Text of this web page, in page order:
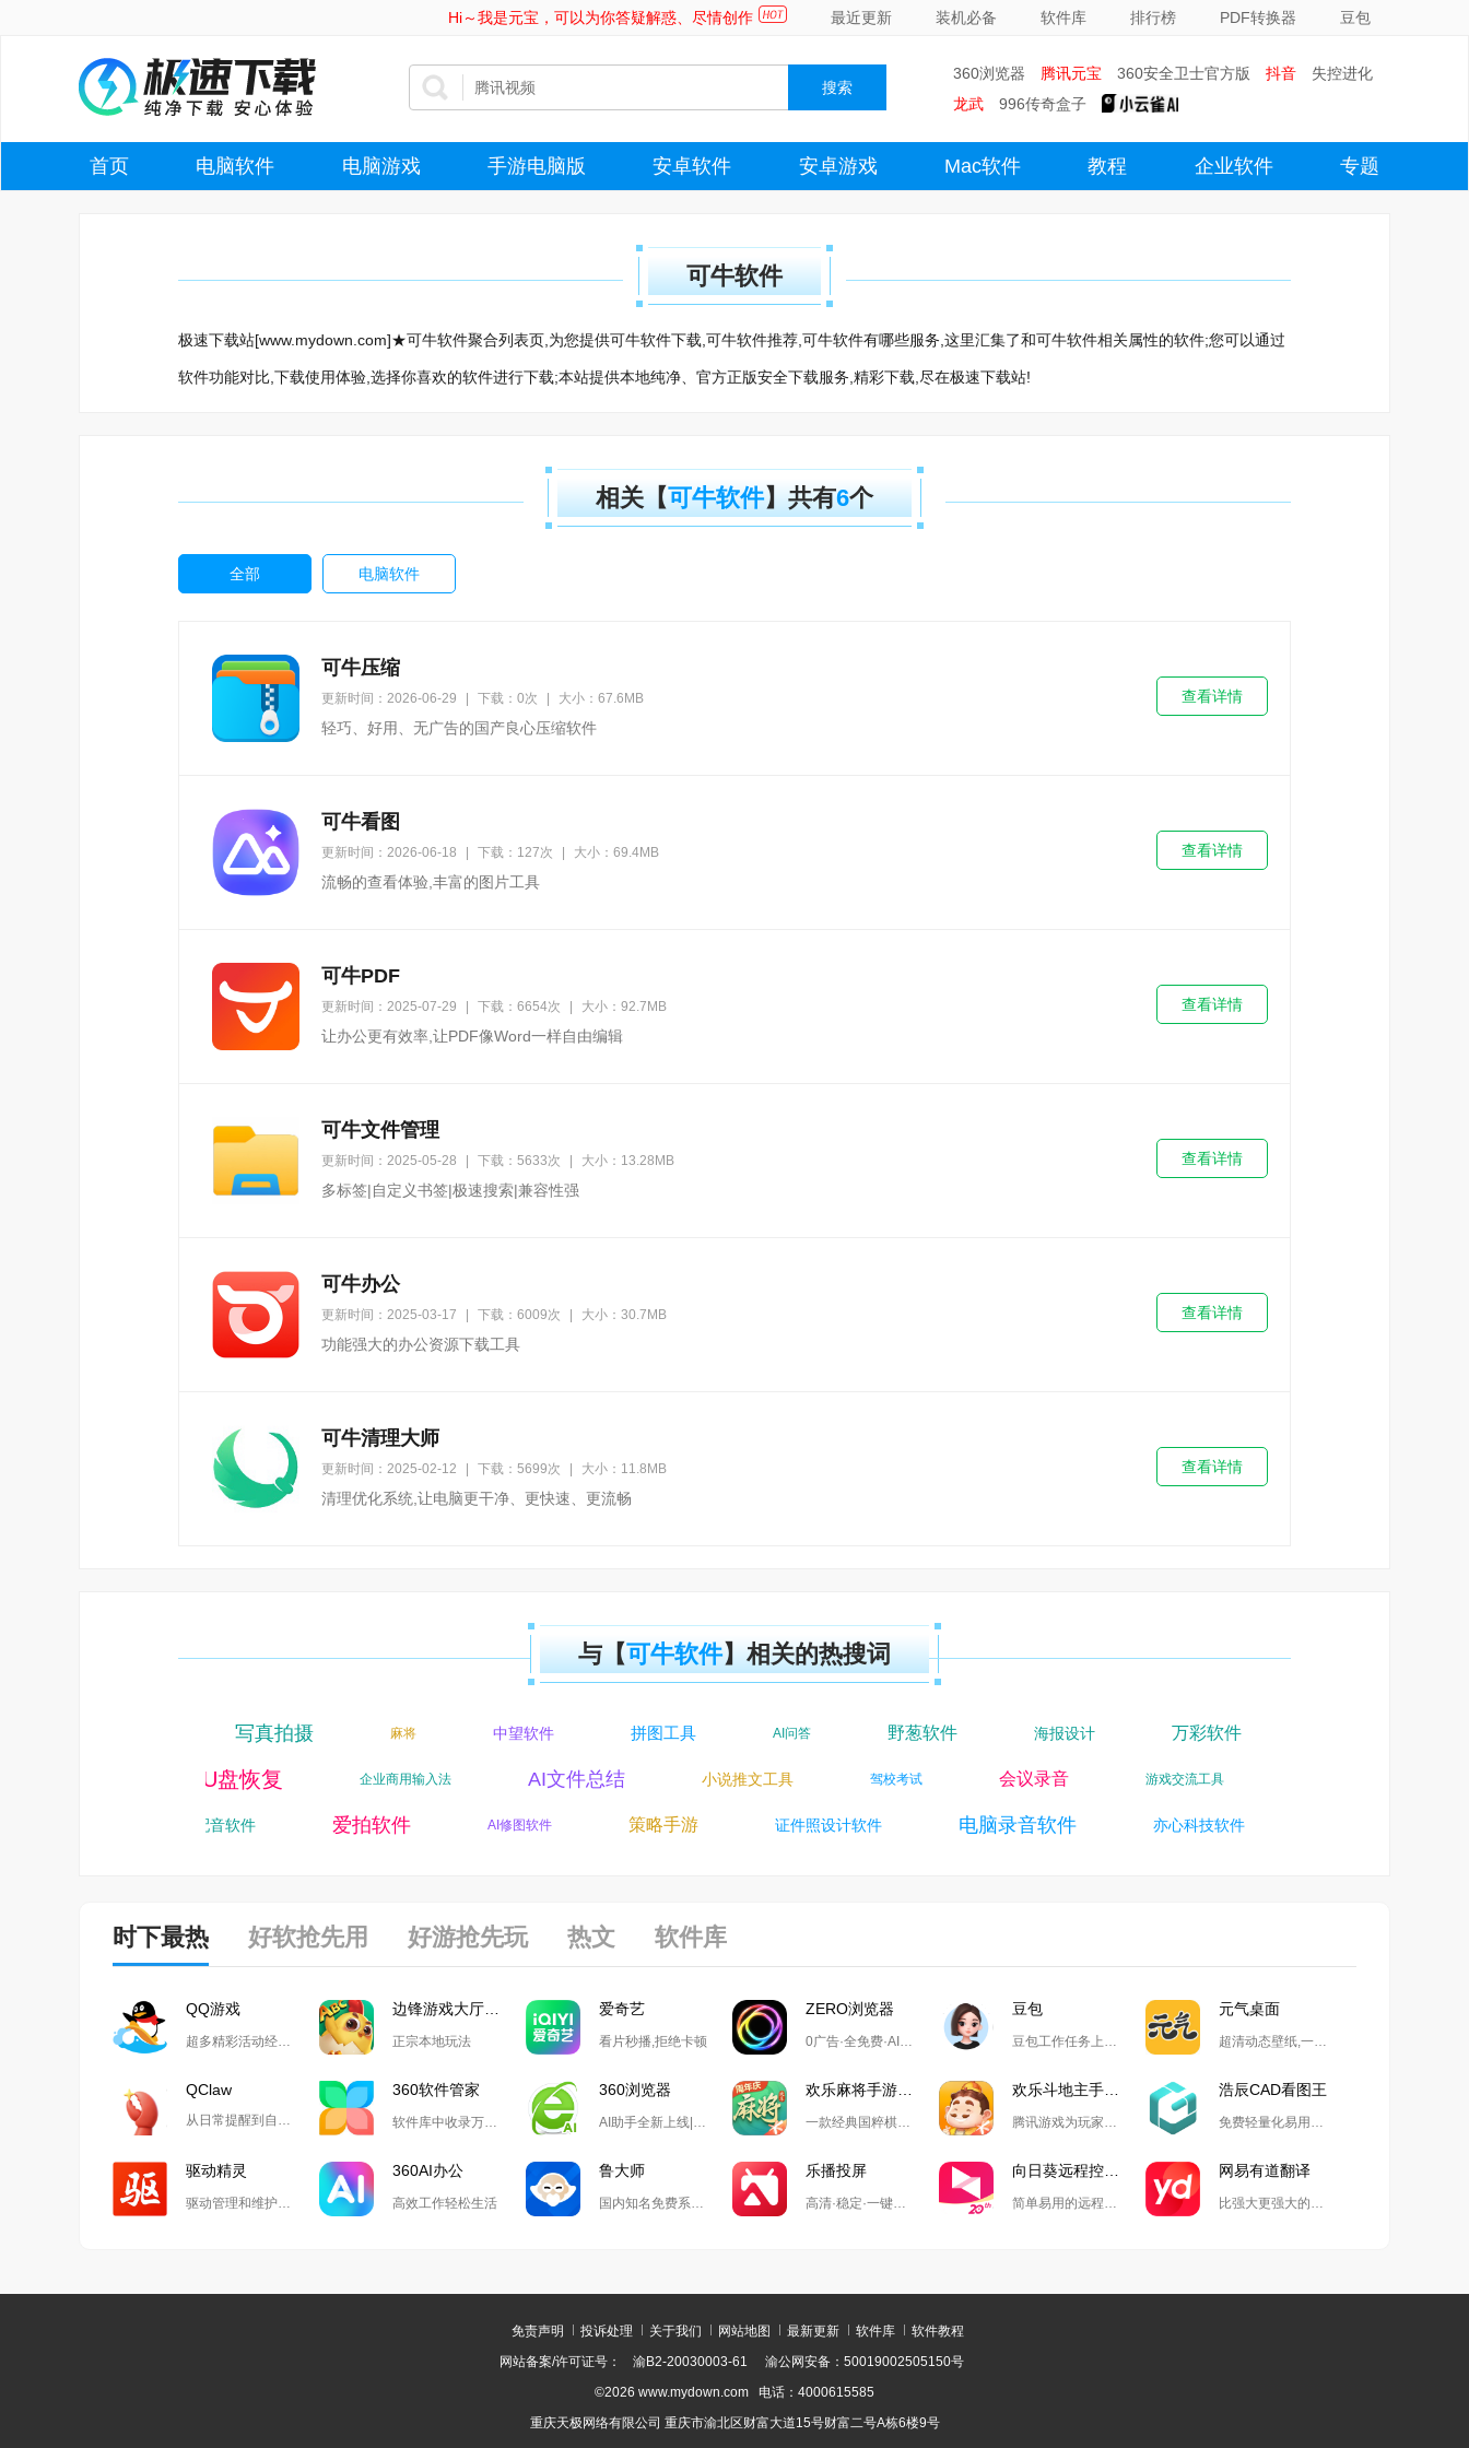
Hi～我是元宝，可以为你答疑解惑、尽情创作 最近更新 装机必备 软件库 排行榜 PDF转换器 豆包
360浏览器 腾讯元宝 360安全卫士官方版 抖音
失控进化
龙武
996传奇盒子
首页 电脑软件 电脑游戏 手游电脑版 安卓软件 安卓游戏 Mac软件 教程 企业软件 专题
可牛软件
极速下载站[www.mydown.com]★可牛软件聚合列表页,为您提供可牛软件下载,可牛软件推荐,可牛软件有哪些服务,这里汇集了和可牛软件相关属性的软件;您可以通过
软件功能对比,下载使用体验,选择你喜欢的软件进行下载;本站提供本地纯净、官方正版安全下载服务,精彩下载,尽在极速下载站!
相关【可牛软件】共有6个
全部 电脑软件
可牛压缩
更新时间：2026-06-29 下载：0次 大小：67.6MB
轻巧、好用、无广告的国产良心压缩软件
查看详情
可牛看图
更新时间：2026-06-18 下载：127次 大小：69.4MB
流畅的查看体验,丰富的图片工具
查看详情
可牛PDF
更新时间：2025-07-29 下载：6654次 大小：92.7MB
让办公更有效率,让PDF像Word一样自由编辑
查看详情
可牛文件管理
更新时间：2025-05-28 下载：5633次 大小：13.28MB
多标签|自定义书签|极速搜索|兼容性强
查看详情
可牛办公
更新时间：2025-03-17 下载：6009次 大小：30.7MB
功能强大的办公资源下载工具
查看详情
可牛清理大师
更新时间：2025-02-12 下载：5699次 大小：11.8MB
清理优化系统,让电脑更干净、更快速、更流畅
查看详情
与【可牛软件】相关的热搜词
写真拍摄 麻将 中望软件 拼图工具 AI问答 野葱软件 海报设计 万彩软件
U盘恢复 企业商用输入法 AI文件总结 小说推文工具 驾校考试 会议录音 游戏交流工具
配音软件 爱拍软件 AI修图软件 策略手游 证件照设计软件 电脑录音软件 亦心科技软件
时下最热 好软抢先用 好游抢先玩 热文 软件库
QQ游戏
超多精彩活动经典玩法尽在QQ游戏 正宗本地玩法
爱奇艺
看片秒播,拒绝卡顿
ZERO浏览器
0广告·全免费·AI搜索·极简设计
豆包
豆包工作任务上线,开启自动化高效办公
元气桌面
超清动态壁纸,一键整理桌面
QClaw
从日常提醒到自动化开发,Qclaw解锁无限可能
360软件管家
软件库中收录万款正版软件
360浏览器
AI助手全新上线|全新chromium122内核|安全防护|丰富内置功能 一款经典国粹棋牌游戏 腾讯游戏为玩家精心打造的国民级斗地主游戏
浩辰CAD看图王
免费轻量化易用的2D&3D一体软件
驱动精灵
驱动管理和维护工具
360AI办公
高效工作轻松生活
鲁大师
国内知名免费系统工具软件
乐播投屏
高清·稳定·一键投屏,无需数据线,不同网络也可轻松投屏 简单易用的远程协助工具
网易有道翻译
比强大更强大的翻译生产力工具
免责声明 投诉处理 关于我们 网站地图 最新更新 软件库
软件教程
网站备案/许可证号：
渝B2-20030003-61
渝公网安备：50019002505150号
©2026 www.mydown.com 电话：4000615585
重庆天极网络有限公司 重庆市渝北区财富大道15号财富二号A栋6楼9号